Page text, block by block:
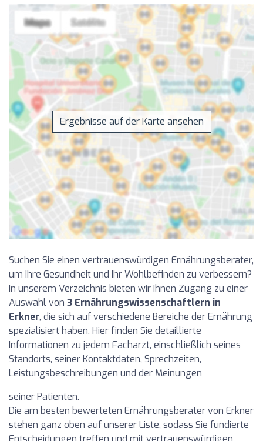
Ergebnisse auf der Karte ansehen
Suchen Sie einen vertrauenswürdigen Ernährungsberater,
um Ihre Gesundheit und Ihr Wohlbefinden zu verbessern?
In unserem Verzeichnis bieten wir Ihnen Zugang zu einer
Auswahl von 3 Ernährungswissenschaftlern in
Erkner, die sich auf verschiedene Bereiche der Ernährung
spezialisiert haben. Hier finden Sie detaillierte
Informationen zu jedem Facharzt, einschließlich seines
Standorts, seiner Kontaktdaten, Sprechzeiten,
Leistungsbeschreibungen und der Meinungen
seiner Patienten.
Die am besten bewerteten Ernährungsberater von Erkner
stehen ganz oben auf unserer Liste, sodass Sie fundierte